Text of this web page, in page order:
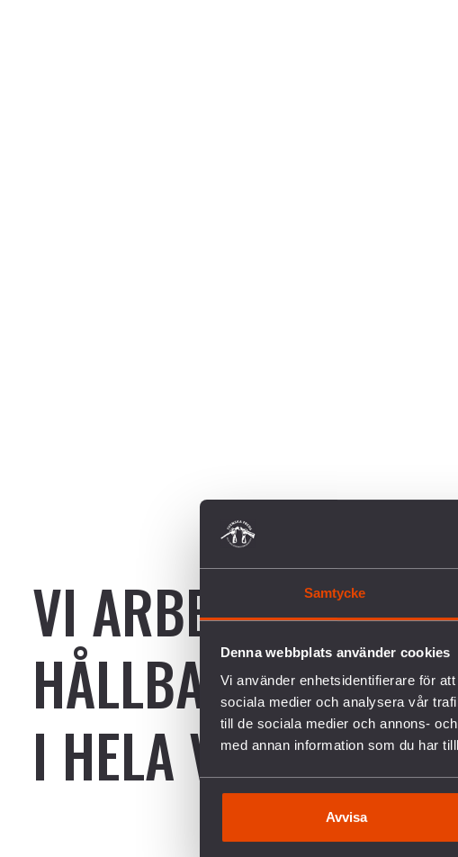
Samtycke
Denna webbplats använder cookies
Vi använder enhetsidentifierare för
sociala medier och analysera vår
till de sociala medier och annons-
med annan information som du har
Avvisa
VI ARBETAR FÖR
HÅLLBAR FRED
I HELA VÄRLDEN